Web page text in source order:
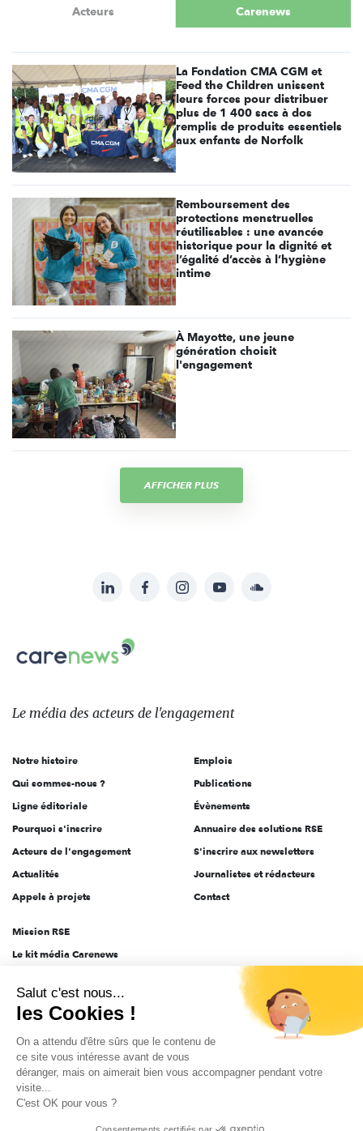
Acteurs Carenews
La Fondation CMA CGM et
Feed the Children unissent
leurs forces pour distribuer
plus de 1 400 sacs à dos
remplis de produits essentiels
aux enfants de Norfolk
Remboursement des
protections menstruelles
réutilisables : une avancée
historique pour la dignité et
l’égalité d’accès à l’hygiène
intime
À Mayotte, une jeune
génération choisit
l'engagement
AFFICHER PLUS
sur:
LinkedInFacebookInstagramYouTubeSoundcloud
Le
des
l'engagement
Le média des acteurs de l'engagement
Notre histoire
Qui sommes-nous ?
Ligne éditoriale
Pourquoi s'inscrire
Acteurs de l'engagement
Actualités
Appels à projets
Emplois
Publications
Évènements
Annuaire des solutions RSE
S'inscrire aux newsletters
Journalistes et rédacteurs
Contact
Mission RSE
Le kit média Carenews
AEF info
Novethic
PRODURABLE
Inclusiv Day
Données personnelles Mentions légales 2025-2026 Tout droits réservés
Salut c'est nous...
les Cookies !
On a attendu d'être sûrs que le contenu de
ce site vous intéresse avant de vous
déranger, mais on aimerait bien vous accompagner pendant votre
visite...
C'est OK pour vous ?
Consentements certifiés par